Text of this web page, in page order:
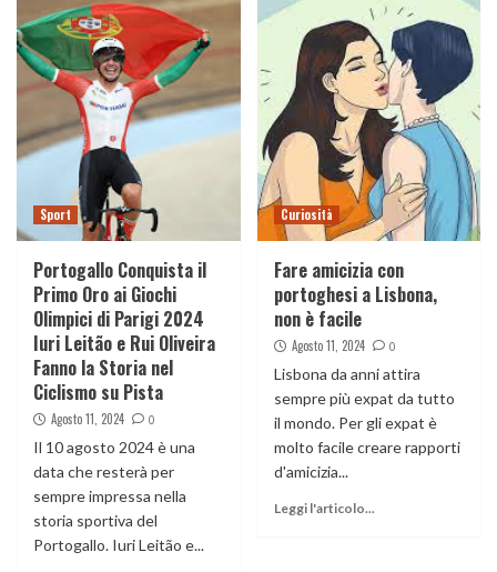
Sport
Portogallo Conquista il
Primo Oro ai Giochi
Olimpici di Parigi 2024
Iuri Leitão e Rui Oliveira
Fanno la Storia nel
Ciclismo su Pista
Agosto 11, 2024 0
Il 10 agosto 2024 è una
data che resterà per
sempre impressa nella
storia sportiva del
Portogallo. Iuri Leitão e...
Curiosità
Fare amicizia con
portoghesi a Lisbona,
non è facile
Agosto 11, 2024 0
Lisbona da anni attira
sempre più expat da tutto
il mondo. Per gli expat è
molto facile creare rapporti
d'amicizia...
Leggi l'articolo...